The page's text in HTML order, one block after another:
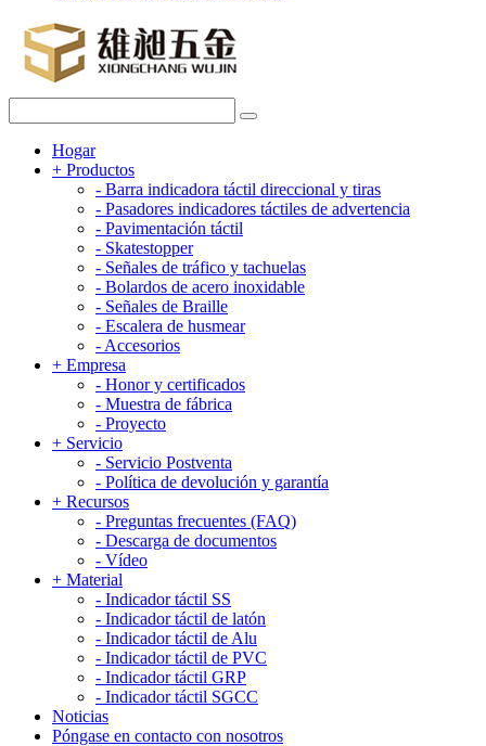
Hogar
+ Productos
- Barra indicadora táctil direccional y tiras
- Pasadores indicadores táctiles de advertencia
- Pavimentación táctil
- Skatestopper
- Señales de tráfico y tachuelas
- Bolardos de acero inoxidable
- Señales de Braille
- Escalera de husmear
- Accesorios
+ Empresa
- Honor y certificados
- Muestra de fábrica
- Proyecto
+ Servicio
- Servicio Postventa
- Política de devolución y garantía
+ Recursos
- Preguntas frecuentes (FAQ)
- Descarga de documentos
- Vídeo
+ Material
- Indicador táctil SS
- Indicador táctil de latón
- Indicador táctil de Alu
- Indicador táctil de PVC
- Indicador táctil GRP
- Indicador táctil SGCC
Noticias
Póngase en contacto con nosotros